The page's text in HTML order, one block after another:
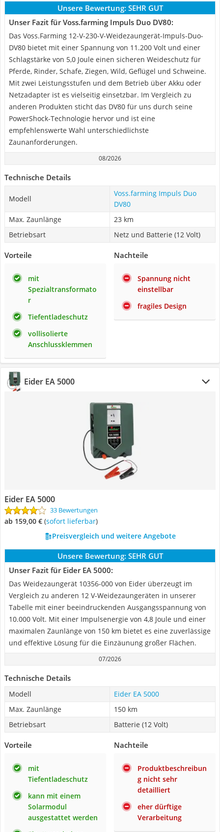
Unsere Bewertung: SEHR GUT
Unser Fazit für Voss.farming Impuls Duo DV80:
Das Voss.Farming 12-V-230-V-Weidezaungerät-Impuls-Duo-
DV80 bietet mit einer Spannung von 11.200 Volt und einer
Schlagstärke von 5,0 Joule einen sicheren Weideschutz für
Pferde, Rinder, Schafe, Ziegen, Wild, Geflügel und Schweine.
Mit zwei Leistungsstufen und dem Betrieb über Akku oder
Netzadapter ist es vielseitig einsetzbar. Im Vergleich zu
anderen Produkten sticht das DV80 für uns durch seine
PowerShock-Technologie hervor und ist eine
empfehlenswerte Wahl unterschiedlichste
Zaunanforderungen.
08/2026
Technische Details
Modell
Voss.farming Impuls Duo
DV80
Max. Zaunlänge
23 km
Betriebsart
Netz und Batterie (12 Volt)
Vorteile
mit
Spezialtransformato
r
Tiefentladeschutz
vollisolierte
Anschlussklemmen
Nachteile
Spannung nicht
einstellbar
fragiles Design
Eider EA 5000
Eider EA 5000
33 Bewertungen
ab 159,00 € ( Sofort lieferbar)
Preisvergleich und weitere Angebote
Unsere Bewertung: SEHR GUT
Unser Fazit für Eider EA 5000:
Das Weidezaungerät 10356-000 von Eider überzeugt im
Vergleich zu anderen 12 V-Weidezaungeräten in unserer
Tabelle mit einer beeindruckenden Ausgangsspannung von
10.000 Volt. Mit einer Impulsenergie von 4,8 Joule und einer
maximalen Zaunlänge von 150 km bietet es eine zuverlässige
und effektive Lösung für die Einzäunung großer Flächen.
07/2026
Technische Details
Modell
Eider EA 5000
Max. Zaunlänge
150 km
Betriebsart
Batterie (12 Volt)
Vorteile
mit
Tiefentladeschutz
kann mit einem
Solarmodul
ausgestattet werden
Nachteile
Produktbeschreibun
g nicht sehr
detailliert
eher dürftige
Verarbeitung